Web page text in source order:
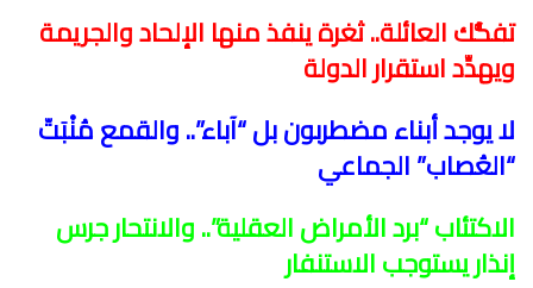
تفكُّك العائلة.. ثغرة ينفذ منها الإلحاد والجريمة
ويهدِّد استقرار الدولة
لا يوجد أبناء مضطربون بل “آباء”.. والقمع مُنْبَتّ
“العُصاب” الجماعي
الاكتئاب “برد الأمراض العقلية”.. والانتحار جرس
إنذار يستوجب الاستنفار